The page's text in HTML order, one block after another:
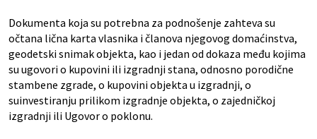
Dokumenta koja su potrebna za podnošenje zahteva su
očtana lična karta vlasnika i članova njegovog domaćinstva,
geodetski snimak objekta, kao i jedan od dokaza među kojima
su ugovori o kupovini ili izgradnji stana, odnosno porodične
stambene zgrade, o kupovini objekta u izgradnji, o
suinvestiranju prilikom izgradnje objekta, o zajedničkoj
izgradnji ili Ugovor o poklonu.